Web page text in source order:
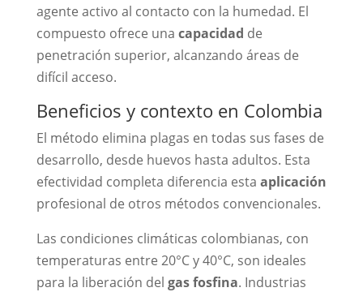
agente activo al contacto con la humedad. El
compuesto ofrece una capacidad de
penetración superior, alcanzando áreas de
difícil acceso.
Beneficios y contexto en Colombia
El método elimina plagas en todas sus fases de
desarrollo, desde huevos hasta adultos. Esta
efectividad completa diferencia esta aplicación
profesional de otros métodos convencionales.
Las condiciones climáticas colombianas, con
temperaturas entre 20°C y 40°C, son ideales
para la liberación del gas fosfina. Industrias